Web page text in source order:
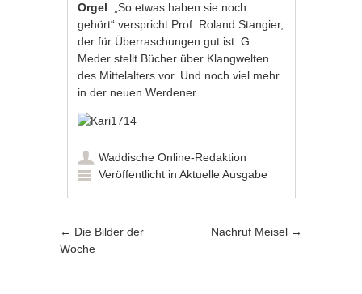
Orgel . „So etwas haben sie noch
gehört“ verspricht Prof. Roland Stangier,
der für Überraschungen gut ist. G.
Meder stellt Bücher über Klangwelten
des Mittelalters vor. Und noch viel mehr
in der neuen Werdener.
Waddische Online-Redaktion
Veröffentlicht inAktuelle Ausgabe
Artikel-Navigation
← Die Bilder der
Woche
Nachruf Meisel →